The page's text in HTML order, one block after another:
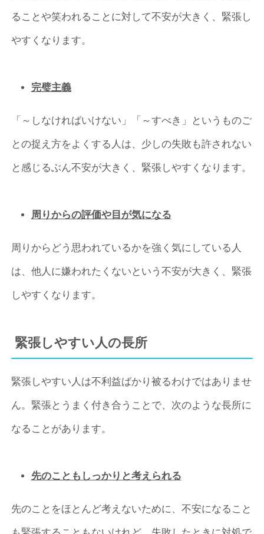
ることや笑われることに対して不安が大きく、緊張し
やすくなります。
完璧主義
「～しなければいけない」「～すべき」というものご
との捉え方をよくする人は、少しの失敗も許されない
と感じるぶん不安が大きく、緊張しやすくなります。
周りからの評価や目が気になる
周りからどう思われているかを強く気にしている人
は、他人に嫌われたくないという不安が大きく、緊張
しやすくなります。
緊張しやすい人の長所
緊張しやすい人は不利益ばかり被るわけではありませ
ん。緊張とうまく付き合うことで、次のような長所に
なることがあります。
先のこともしっかりと考えられる
先のことをほとんど考えないために、不安になること